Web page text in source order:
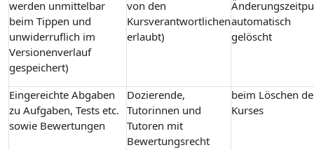
werden unmittelbar
beim Tippen und
unwiderruflich im
Versionenverlauf
gespeichert)
von den
Kursverantwortlichen
erlaubt)
automatisch
gelöscht
Eingereichte Abgaben
zu Aufgaben, Tests etc.
sowie Bewertungen
Dozierende,
Tutorinnen und
Tutoren mit
Bewertungsrecht
beim Löschen
Kurses